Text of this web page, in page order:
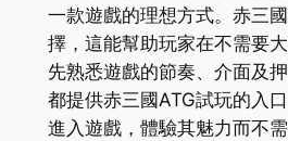
一款遊戲的理想方式。赤三
擇，這能幫助玩家在不需要
先熟悉遊戲的節奏、介面及
都提供赤三國ATG試玩的入
進入遊戲，體驗其魅力而不